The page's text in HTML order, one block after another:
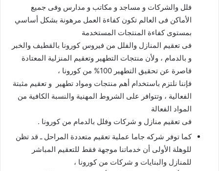
فلل والشركات و مساجد و مكاتب و مدارس وفى جميع
الأماكن فى العالم تكون كفاءة العمل مرهونة بشكل أساسي
بمستوى كفاءة المنتجات المستخدمة
فى تعقيم المنازل والفلل من فيروس كورونا بالقطيف والخبر
و بالدمام ، ولأن منتجات التطهير وتعقيم المنزلية المعتادة
قاصرة عن تحقيق التطهير 100% من كورونا ،
فإننا نلتزم باستخدام أهم منتجات ومواد تطهير و تعقيم مثبتة
الفعالية ، وتتوافر على الشروط المهنية والنسبة الكافية من
المواد الفعالة
فى تعقيم منازل و شركات وفلل بالدمام من كورونا .
كما توفر شركه جاما عملية تعقيم متعددة المراحل ـ قد تظن
للوهلة الأولى أن خدماتنا موجهة فقط للتعقيم المباشر
للمنازل والبنايات و شركات من كورونا ،